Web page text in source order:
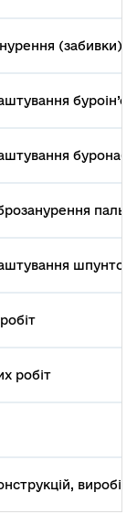
(забивки)
паль
робіт
виробів,